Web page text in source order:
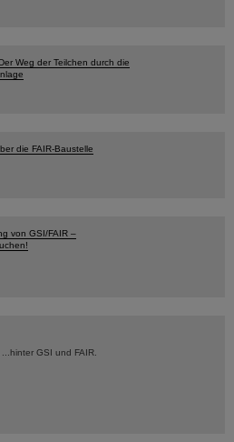
Weg der Teilchen durch die
die FAIR-Baustelle
von GSI/FAIR –
...hinter GSI und FAIR.